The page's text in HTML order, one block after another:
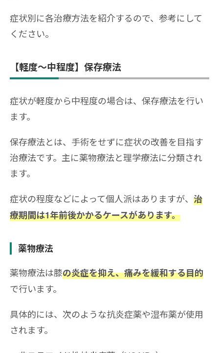
症状別に各治療方法を紹介するので、参考にして
ください。
【軽度〜中程度】保存療法
症状が軽度から中程度の場合は、保存療法を行い
ます。
保存療法とは、手術をせずに症状の改善を目指す
治療法です。主に薬物療法と理学療法に分類され
ます。
症状の程度などによって個人派はありますが、 治
療期間は1年前後かかるケースがあります。
薬物療法
薬物療法は膝の炎症を抑え、痛みを緩和する目的
で行います。
具体的には、次のような抗炎症薬や湿布薬が使用
されます。